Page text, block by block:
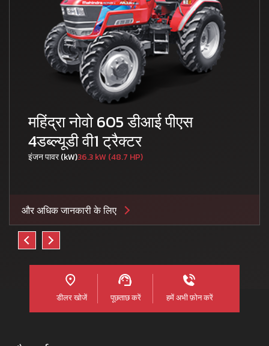
महिंद्रा नोवो 605 डीआई पीएस
4डब्ल्यूडी वी1 ट्रैक्टर
इंजन पावर (kW)36.3 kW (48.7 HP)
और अधिक जानकारी के लिए
डीलर खोजें पूछताछ करें हमें अभी फ़ोन करें